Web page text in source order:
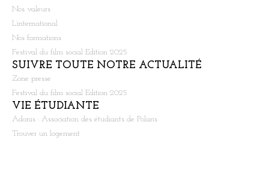
Nos valeurs
L’international
Nos formations
Festival du film social Edition 2025
SUIVRE TOUTE NOTRE ACTUALITÉ
Zone presse
Festival du film social Edition 2025
VIE ÉTUDIANTE
Adonis : Association des étudiants de Polaris
Trouver un logement